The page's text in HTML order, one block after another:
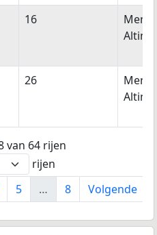
16
26
van 64 rijen
rijen
5 … 8 Volgende